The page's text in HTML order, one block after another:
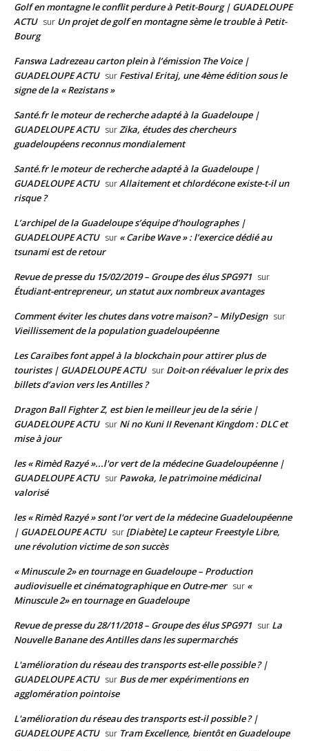
Golf en montagne le conflit perdure à Petit-Bourg | GUADELOUPE
ACTU sur Un projet de golf en montagne sème le trouble à Petit-
Bourg
Fanswa Ladrezeau carton plein à l’émission The Voice |
GUADELOUPE ACTU sur Festival Eritaj, une 4ème édition sous le
signe de la « Rezistans »
Santé.fr le moteur de recherche adapté à la Guadeloupe |
GUADELOUPE ACTU surZika, études des chercheurs
guadeloupéens reconnus mondialement
Santé.fr le moteur de recherche adapté à la Guadeloupe |
GUADELOUPE ACTU surAllaitement et chlordécone existe-t-il un
risque ?
L’archipel de la Guadeloupe s’équipe d’houlographes |
GUADELOUPE ACTU sur « Caribe Wave » : l’exercice dédié au
tsunami est de retour
Revue de presse du 15/02/2019 – Groupe des élus SPG971 sur
Étudiant-entrepreneur, un statut aux nombreux avantages
Comment éviter les chutes dans votre maison? – MilyDesign sur
Vieillissement de la population guadeloupéenne
Les Caraïbes font appel à la blockchain pour attirer plus de
touristes | GUADELOUPE ACTU sur Doit-on réévaluer le prix des
billets d’avion vers les Antilles ?
Dragon Ball Fighter Z, est bien le meilleur jeu de la série |
GUADELOUPE ACTU sur Ni no Kuni II Revenant Kingdom : DLC et
mise à jour
les « Rimèd Razyé »...l'or vert de la médecine Guadeloupéenne |
GUADELOUPE ACTU sur Pawoka, le patrimoine médicinal
valorisé
les « Rimèd Razyé » sont l'or vert de la médecine Guadeloupéenne
| GUADELOUPE ACTU sur [Diabète] Le capteur Freestyle Libre,
une révolution victime de son succès
« Minuscule 2» en tournage en Guadeloupe – Production
audiovisuelle et cinématographique en Outre-mer sur «
Minuscule 2» en tournage en Guadeloupe
Revue de presse du 28/11/2018 – Groupe des élus SPG971 sur La
Nouvelle Banane des Antilles dans les supermarchés
L'amélioration du réseau des transports est-elle possible ? |
GUADELOUPE ACTU sur Bus de mer expérimentions en
agglomération pointoise
L'amélioration du réseau des transports est-il possible ? |
GUADELOUPE ACTU sur Tram Excellence, bientôt en Guadeloupe